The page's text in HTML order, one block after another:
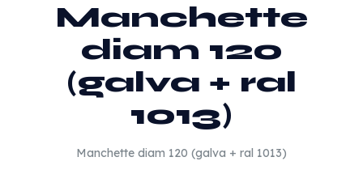
Manchette
diam 120
(galva + ral
1013)
Manchette diam 120 (galva + ral 1013)